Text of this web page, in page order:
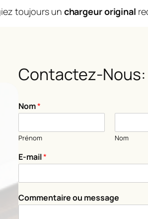
toujours un chargeur original
Contactez-Nous:
Nom*
Prénom Nom
o
u
e
s
s
E-mail*
Commentaire ou message